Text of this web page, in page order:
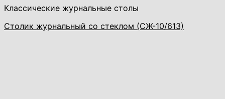
Классические журнальные столы
Столик журнальный со стеклом (СЖ-10/613)